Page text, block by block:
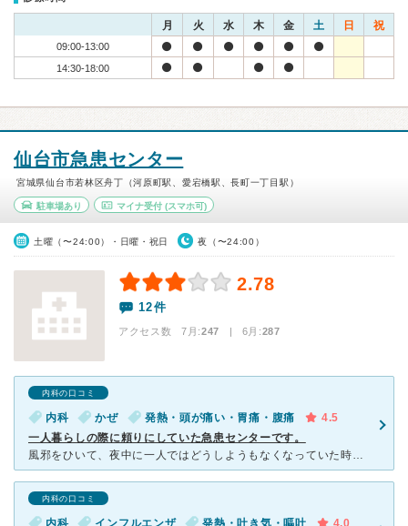
月 火 水 木 金 土 日 祝
09:00-13:00
14:30-18:00
仙台市急患センター
宮城県仙台市若林区舟丁（河原町駅、愛宕橋駅、長町一丁目駅）
駐車場あり マイナ受付(スマホ可)
土曜（〜24:00）・日曜・祝日 夜（〜24:00）
2.78
12件
アクセス数 7月:247 | 6月:287
内科の口コミ
内科 かぜ 発熱・頭が痛い・胃痛・腹痛
4.5
一人暮らしの際に頼りにしていた急患センターです。
風邪をひいて、夜中に一人ではどうしようもなくなっていた時に来させていただきました。急患センターということもあって待ち時間はある程度長いですが、診てもらえると思うとそこもあまり気になりませんでした。
内科の口コミ
内科 インフルエンザ 発熱・吐き気・嘔吐 4.0